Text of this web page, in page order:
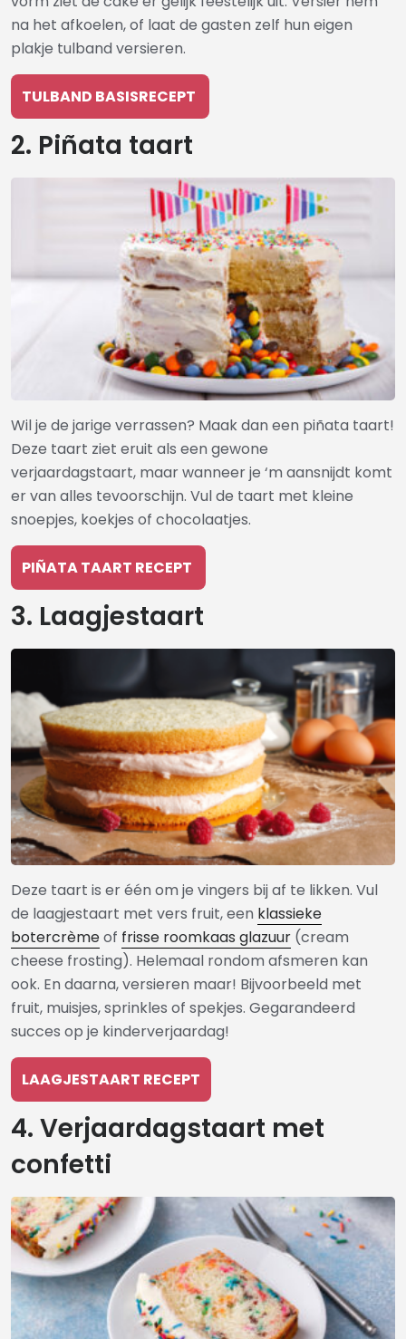
na het afkoelen, of laat de gasten zelf hun eigen
plakje tulband versieren.
TULBAND BASISRECEPT
2. Piñata taart
Wil je de jarige verrassen? Maak dan een piñata taart!
Deze taart ziet eruit als een gewone
verjaardagstaart, maar wanneer je ‘m aansnijdt komt
er van alles tevoorschijn. Vul de taart met kleine
snoepjes, koekjes of chocolaatjes.
PIÑATA TAART RECEPT
3. Laagjestaart
Deze taart is er één om je vingers bij af te likken. Vul
de laagjestaart met vers fruit, een klassieke
botercrèmeof frisse roomkaas glazuur (cream
cheese frosting). Helemaal rondom afsmeren kan
ook. En daarna, versieren maar! Bijvoorbeeld met
fruit, muisjes, sprinkles of spekjes. Gegarandeerd
succes op je kinderverjaardag!
LAAGJESTAART RECEPT
4. Verjaardagstaart met
confetti